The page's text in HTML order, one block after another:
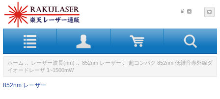
¥
ホーム :: レーザー波長(nm) :: 852nm レーザー :: 超コンパク 852nm 低雑音赤外線ダ
イオードレーザ 1~1500mW
852nm レーザー